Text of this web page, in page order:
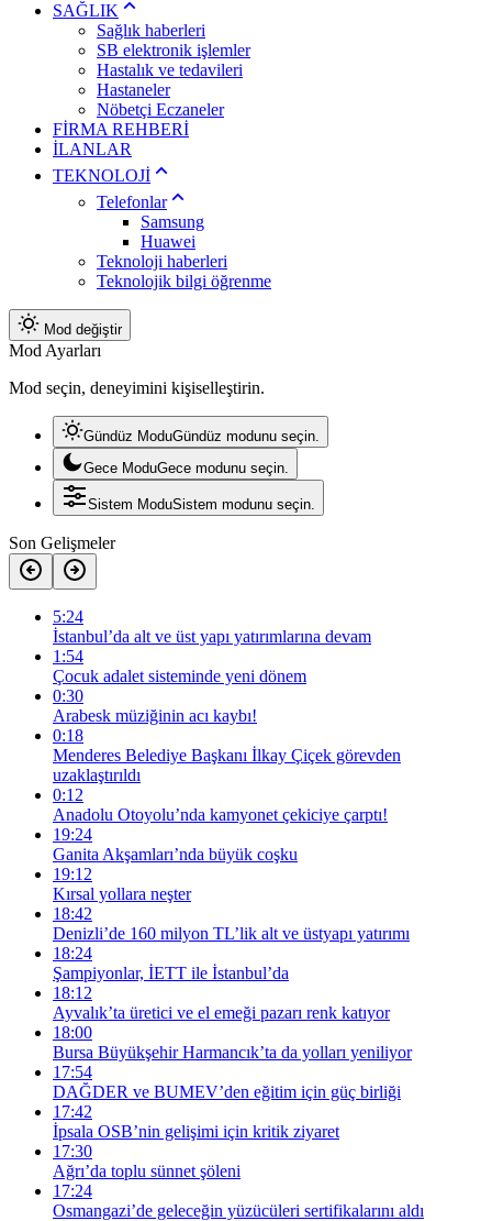
SAĞLIK
Sağlık haberleri
SB elektronik işlemler
Hastalık ve tedavileri
Hastaneler
Nöbetçi Eczaneler
FİRMA REHBERİ
İLANLAR
TEKNOLOJİ
Telefonlar
Samsung
Huawei
Teknoloji haberleri
Teknolojik bilgi öğrenme
Mod değiştir
Mod Ayarları
Mod seçin, deneyimini kişiselleştirin.
Gündüz ModuGündüz modunu seçin.
Gece ModuGece modunu seçin.
Sistem ModuSistem modunu seçin.
Son Gelişmeler
5:24
İstanbul’da alt ve üst yapı yatırımlarına devam
1:54
Çocuk adalet sisteminde yeni dönem
0:30
Arabesk müziğinin acı kaybı!
0:18
Menderes Belediye Başkanı İlkay Çiçek görevden
uzaklaştırıldı
0:12
Anadolu Otoyolu’nda kamyonet çekiciye çarptı!
19:24
Ganita Akşamları’nda büyük coşku
19:12
Kırsal yollara neşter
18:42
Denizli’de 160 milyon TL’lik alt ve üstyapı yatırımı
18:24
Şampiyonlar, İETT ile İstanbul’da
18:12
Ayvalık’ta üretici ve el emeği pazarı renk katıyor
18:00
Bursa Büyükşehir Harmancık’ta da yolları yeniliyor
17:54
DAĞDER ve BUMEV’den eğitim için güç birliği
17:42
İpsala OSB’nin gelişimi için kritik ziyaret
17:30
Ağrı’da toplu sünnet şöleni
17:24
Osmangazi’de geleceğin yüzücüleri sertifikalarını aldı